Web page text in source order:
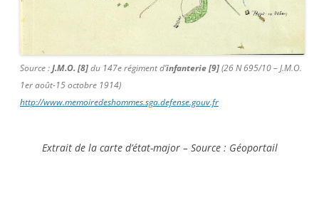
Source :J.M.O. [8]du 147e régiment d’infanterie [9](26 N 695/10 – J.M.O.
1er août-15 octobre 1914)
http://www.memoiredeshommes.sga.defense.gouv.fr
Extrait de la carte d’état-major – Source : Géoportail